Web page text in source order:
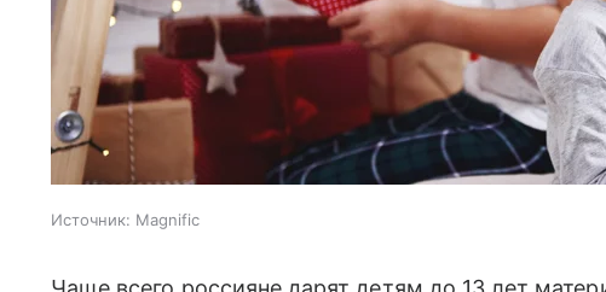
Источник: Magnific